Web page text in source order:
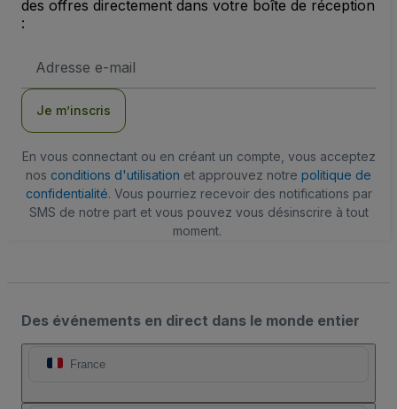
des offres directement dans votre boîte de réception
:
e-
Je m’inscris
En vous connectant ou en créant un compte, vous acceptez
nos conditions d'utilisation et approuvez notre politique de
confidentialité. Vous pourriez recevoir des notifications par
SMS de notre part et vous pouvez vous désinscrire à tout
moment.
Des événements en direct dans le monde entier
France